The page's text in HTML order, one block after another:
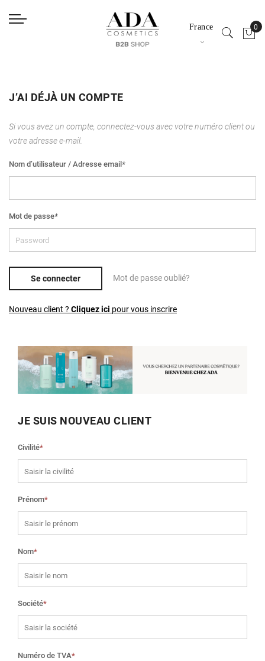
France
J’AI DÉJÀ UN COMPTE
Si vous avez un compte, connectez-vous avec votre numéro client ou
votre adresse e-mail.
Nom d’utilisateur / Adresse email *
Mot de passe*
Se connecter Mot de passe oublié?
Nouveau client ? Cliquez ici pour vous inscrire
JE SUIS NOUVEAU CLIENT
Civilité*
Prénom*
Nom*
Société*
Numéro de TVA*